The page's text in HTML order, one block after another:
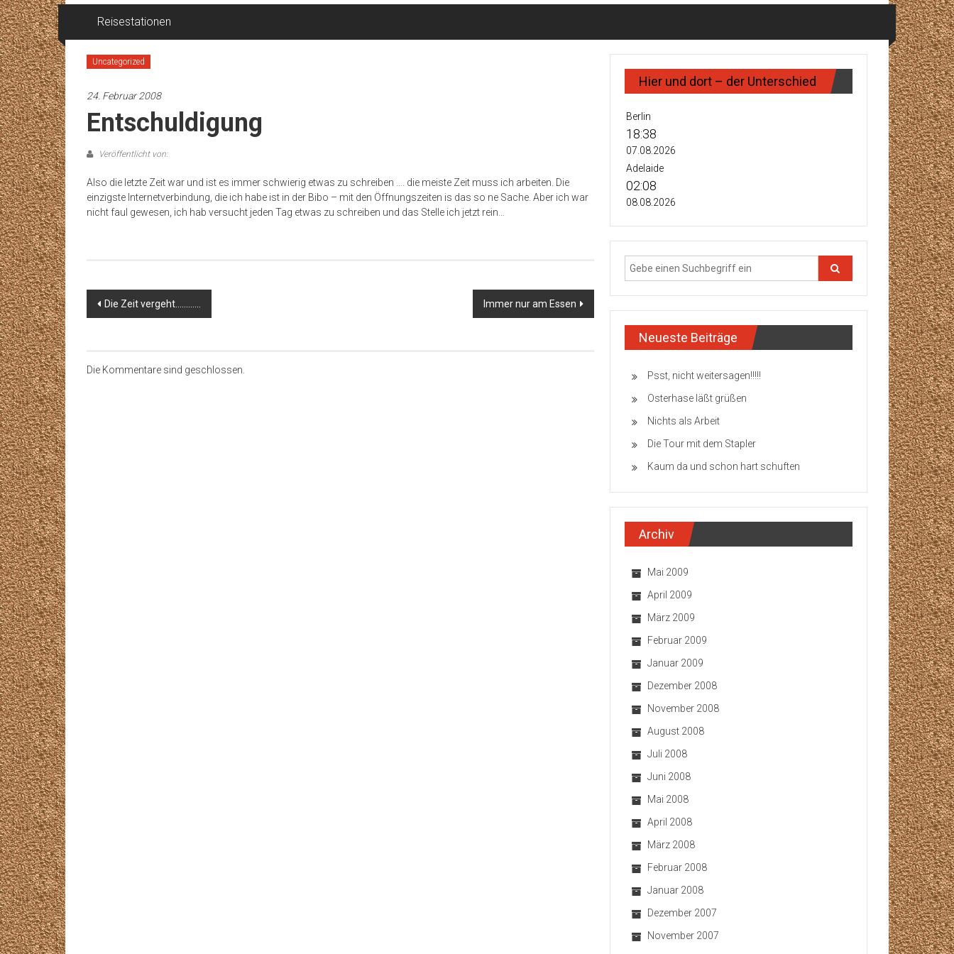
Reisestationen
Uncategorized
24. Februar 2008
Entschuldigung
Veröffentlicht von:
Also die letzte Zeit war und ist es immer schwierig etwas zu schreiben …. die meiste Zeit muss ich arbeiten. Die
einzigste Internetverbindung, die ich habe ist in der Bibo – mit den Öffnungszeiten is das so ne Sache. Aber ich war
nicht faul gewesen, ich hab versucht jeden Tag etwas zu schreiben und das Stelle ich jetzt rein…
Beitragsnavigation
Die Zeit vergeht………… Immer nur am Essen
Die Kommentare sind geschlossen.
Hier und dort – der Unterschied
Berlin
18:38
07.08.2026
Adelaide
02:08
08.08.2026
Neueste Beiträge
Psst, nicht weitersagen!!!!!
Osterhase läßt grüßen
Nichts als Arbeit
Die Tour mit dem Stapler
Kaum da und schon hart schuften
Archiv
Mai 2009
April 2009
März 2009
Februar 2009
Januar 2009
Dezember 2008
November 2008
August 2008
Juli 2008
Juni 2008
Mai 2008
April 2008
März 2008
Februar 2008
Januar 2008
Dezember 2007
November 2007